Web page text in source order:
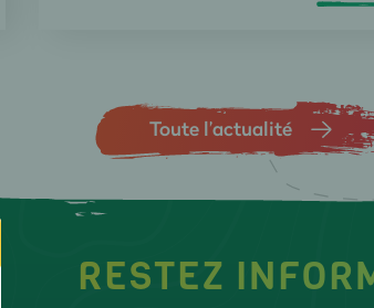
Toute l’actualité
RESTEZ